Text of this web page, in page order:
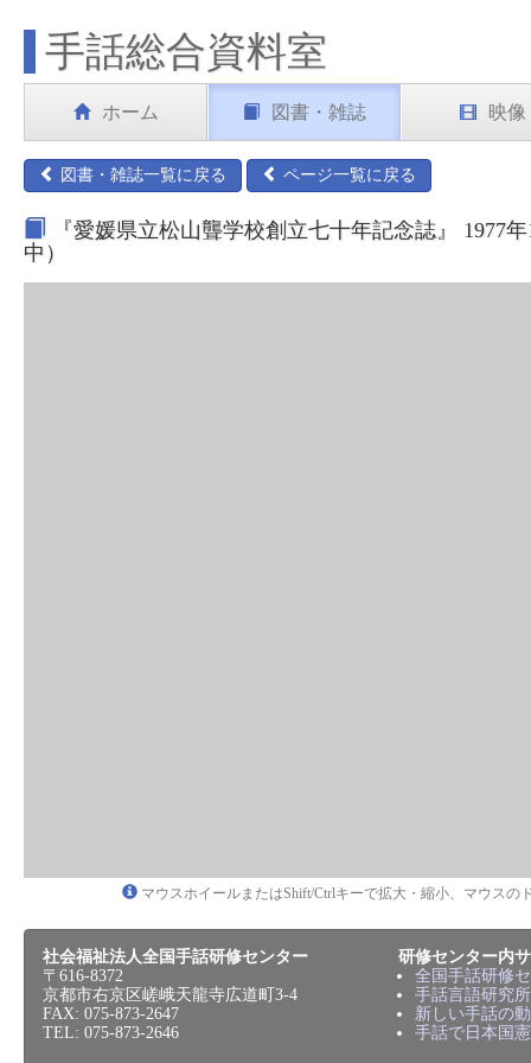
手話総合資料室
ホーム 図書・雑誌 映像
図書・雑誌一覧に戻る ページ一覧に戻る
『愛媛県立松山聾学校創立七十年記念誌』
中）
マウスホイールまたはShift/Ctrlキーで拡大・縮小、マウスの
社会福祉法人全国手話研修センター
〒616-8372
京都市右京区嵯峨天龍寺広道町3-4
FAX: 075-873-2647
TEL: 075-873-2646
研修センター内
全国手話研修
手話言語研究所
新しい手話の
手話で日本国